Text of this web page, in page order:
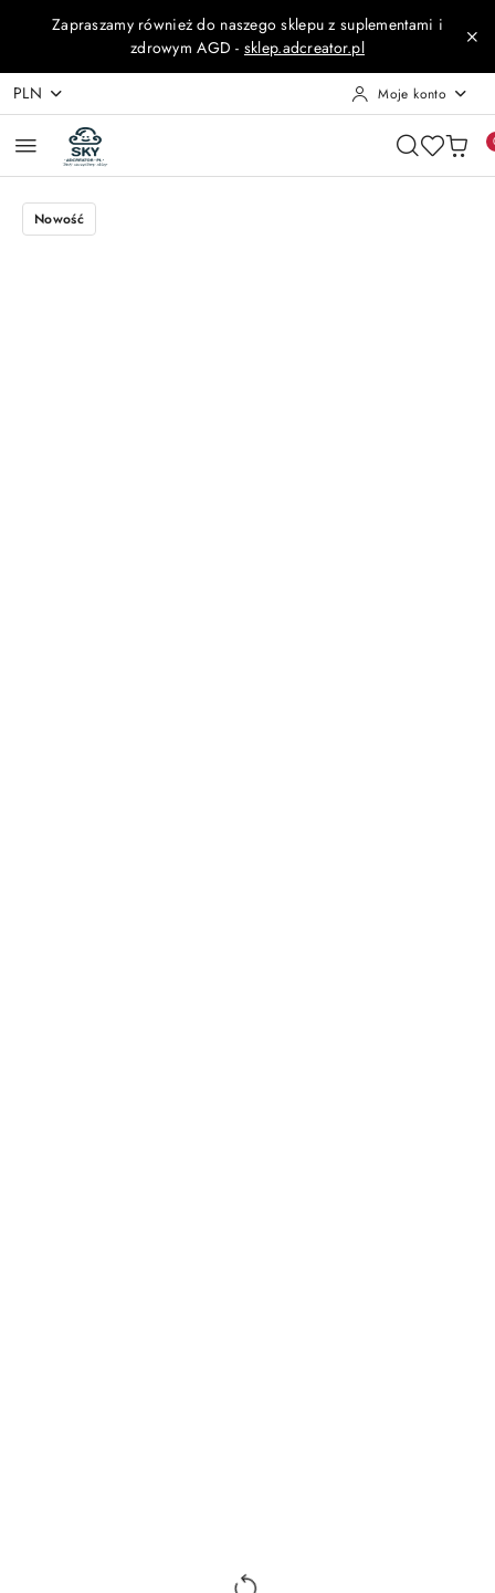
Przejdź do treści głównej
Przejdź do wyszukiwarki
Przejdź do moje konto
Przejdź do menu głównego
Przejdź do opisu produktu
Przejdź do stopki
Zapraszamy również do naszego sklepu z suplementami i
zdrowym AGD - sklep.adcreator.pl
PLN Moje konto
Nowość